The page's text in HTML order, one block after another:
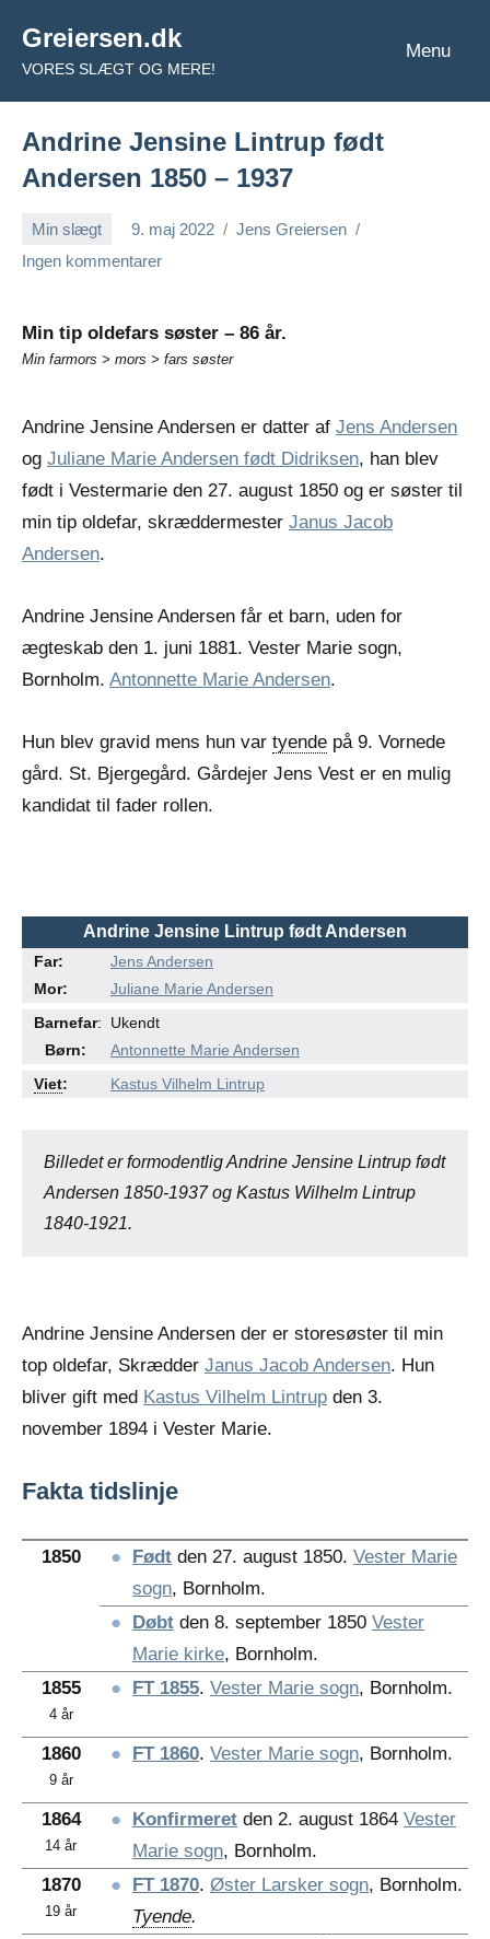
indhold
Greiersen.dk
VORES SLÆGT OG MERE!
Menu
Andrine Jensine Lintrup født
Andersen 1850 – 1937
Min slægt 9. maj 2022
Jens Greiersen
Ingen kommentarer
Min tip oldefars søster – 86 år.
Min farmors > mors > fars søster
Andrine Jensine Andersen er datter af Jens Andersen
og Juliane Marie Andersen født Didriksen, han blev
født i Vestermarie den 27. august 1850 og er søster til
min tip oldefar, skræddermester Janus Jacob
Andersen.
Andrine Jensine Andersen får et barn, uden for
ægteskab den 1. juni 1881. Vester Marie sogn,
Bornholm. Antonnette Marie Andersen.
Hun blev gravid mens hun var tyende på 9. Vornede
gård. St. Bjergegård. Gårdejer Jens Vest er en mulig
kandidat til fader rollen.
Andrine Jensine Lintrup født Andersen
Far:
Jens Andersen
Mor:
Juliane Marie Andersen
Barnefar:
Ukendt
Børn:
Antonnette Marie Andersen
Viet: Kastus Vilhelm Lintrup
Billedet er formodentlig Andrine Jensine Lintrup født
Andersen 1850-1937 og Kastus Wilhelm Lintrup
1840-1921.
Andrine Jensine Andersen der er storesøster til min
top oldefar, Skrædder Janus Jacob Andersen. Hun
bliver gift med Kastus Vilhelm Lintrup den 3.
november 1894 i Vester Marie.
Fakta tidslinje
1850 ● Født den 27. august 1850. Vester Marie
sogn, Bornholm.
●
Døbt den 8. september 1850 Vester
Marie kirke, Bornholm.
1855
4 år
● FT 1855. Vester Marie sogn, Bornholm.
1860
9 år
● FT 1860. Vester Marie sogn, Bornholm.
1864
14 år
● Konfirmeret den 2. august 1864 Vester
Marie sogn, Bornholm.
1870
19 år
● FT 1870. Øster Larsker sogn, Bornholm.
Tyende.